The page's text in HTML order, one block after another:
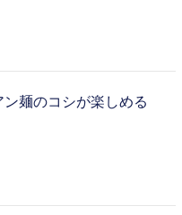
麺のコシが楽しめる